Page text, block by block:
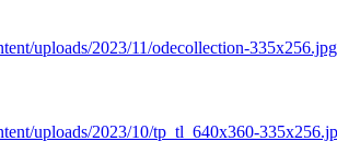
uploads/2023/11/odecollection-335x256.jpg
uploads/2023/10/tp_tl_640x360-